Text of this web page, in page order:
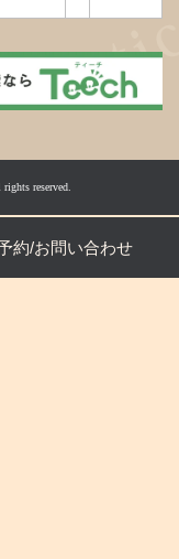
reserved.
約/お問い合わせ